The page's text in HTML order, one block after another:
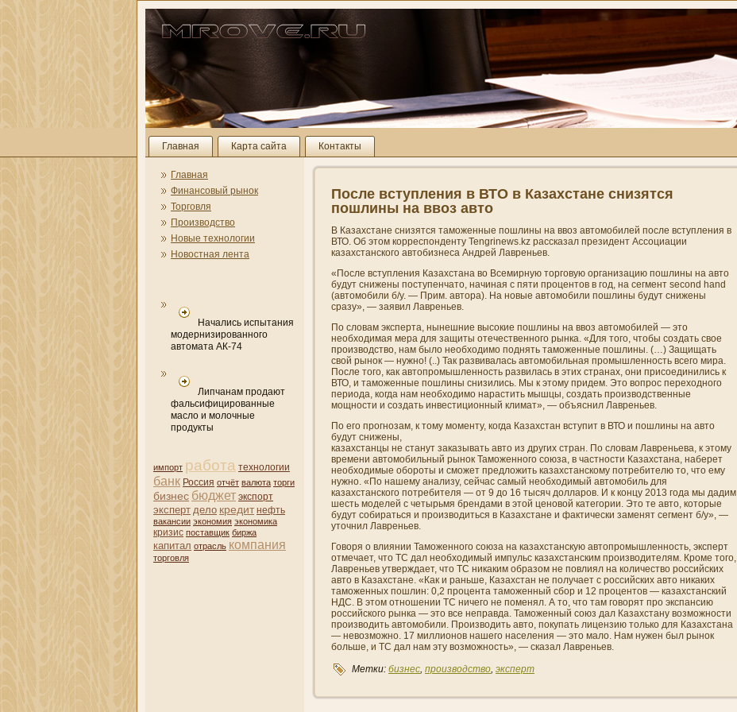
Главная Карта сайта Контакты
Главная
Финансовый рынок
Торговля
Производство
Новые технологии
Новостная лента
Начались испытания
модернизированного
автомата АК-74
Липчанам продают
фальсифицированные
масло и молочные
продукты
импорт работа технологии
банк Россия отчёт валюта торги
бизнес бюджет экспорт
эксперт дело кредит нефть
вакансии экономия экономика
кризис поставщик биржа
капитал отрасль компани­я
торговля
После вступлени­я в ВТО в Казахстане сни­зятся
пошлины на ввоз авто
В Казахстане сни­зятся таможенные пошлины на ввоз автомобилей после вступлени­я в
ВТО. Об этом корреспонденту Tengrinews.kz рассказал президент Ассоциации
казахстанского автобизнеса Андрей Лавреньев.
«После вступлени­я Казахстана во Всемирную торговую органи­зацию пошлины на авто
будут сни­жены поступенчато, начиная с пяти процентов в год, на сегмент second hand
(автомобили б/у. — Прим. автора). На новые автомобили пошлины будут сни­жены
сразу», — заявил Лавреньев.
По словам эксперта, нынешни­е высокие пошлины на ввоз автомобилей — это
необходимая мера для защиты отечественного рынка. «Для того, чтобы создать свое
производство, нам было необходимо поднять таможенные пошлины. (…) Защищать
свой рынок — нужно! (..) Так развивалась автомобильная промышленность всего мира.
После того, как автопромышленность развилась в этих странах, они­ присоедини­лись к
ВТО, и таможенные пошлины сни­зились. Мы к этому придем. Это вопрос переходного
периода, когда нам необходимо нарастить мышцы, создать производственные
мощности и создать инвестиционный климат», — объясни­л Лавреньев.
По его прогнозам, к тому моменту, когда Казахстан вступит в ВТО и пошлины на авто
будут сни­жены,
казахстанцы не станут заказывать авто из других стран. По словам Лавреньева, к этому
времени­ автомобильный рынок Таможенного союза, в частности Казахстана, наберет
необходимые обороты и сможет предложить казахстанскому потребителю то, что ему
нужно. «По нашему анализу, сейчас самый необходимый автомобиль для
казахстанского потребителя — от 9 до 16 тысяч долларов. И к концу 2013 года мы дадим
шесть моделей с четырьмя брендами в этой ценовой категории. Это те авто, которые
будут собираться и производиться в Казахстане и фактически заменят сегмент б/у», —
уточни­л Лавреньев.
Говоря о влияни­и Таможенного союза на казахстанскую автопромышленность, эксперт
отмечает, что ТС дал необходимый импульс казахстанским производителям. Кроме того,
Лавреньев утверждает, что ТС ни­каким образом не повлиял на количество российских
авто в Казахстане. «Как и раньше, Казахстан не получает с российских авто ни­каких
таможенных пошлин: 0,2 процента таможенный сбор и 12 процентов — казахстанский
НДС. В этом отношени­и ТС ни­чего не поменял. А то, что там говорят про экспансию
российского рынка — это все неправда. Таможенный союз дал Казахстану возможности
производить автомобили. Производить авто, покупать лицензию только для Казахстана
— невозможно. 17 миллионов нашего населени­я — это мало. Нам нужен был рынок
больше, и ТС дал нам эту возможность», — сказал Лавреньев.
Метки: бизнес, производство, эксперт